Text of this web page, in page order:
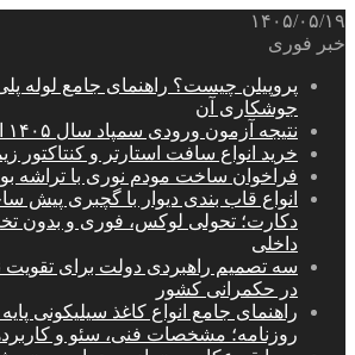
۱۴۰۵/۰۵/۱۹
خبر فوری
پروپیلن چیست؟ راهنمای جامع لوله
جوشکاری آن
نتیجه آزمون ورودی سمپاد سال ۱۴۰۵ اعلام شد
خرید انواع سافت استارتر و کنتاکتور
فراخوان ساخت مودم نوری با تراشه
انواع قاب بندی دیوار با گچبری پیش
دکارت؛ تحولی لوکس، فوری و بدون
داخلی
سه تصمیم راهبردی دولت برای تقویت
در حکمرانی کشور
راهنمای جامع انواع کاغذ سیلیکونی
روزنامه؛ مشخصات فنی، سئو و